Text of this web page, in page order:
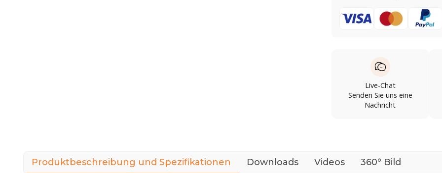
Live-Chat
Senden Sie uns eine
Nachricht
Produktbeschreibung und Spezifikationen Downloads Videos 360° Bild